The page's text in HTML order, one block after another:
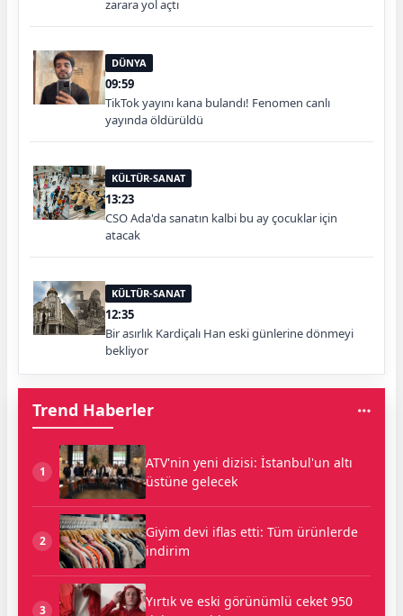
zarara yol açtı
DÜNYA
09:59
TikTok yayını kana bulandı! Fenomen canlı
yayında öldürüldü
KÜLTÜR-SANAT
13:23
CSO Ada'da sanatın kalbi bu ay çocuklar için
atacak
KÜLTÜR-SANAT
12:35
Bir asırlık Kardiçalı Han eski günlerine dönmeyi
bekliyor
Trend Haberler
1
ATV'nin yeni dizisi: İstanbul'un altı
üstüne gelecek
2
Giyim devi iflas etti: Tüm ürünlerde
indirim
3
Yırtık ve eski görünümlü ceket 950